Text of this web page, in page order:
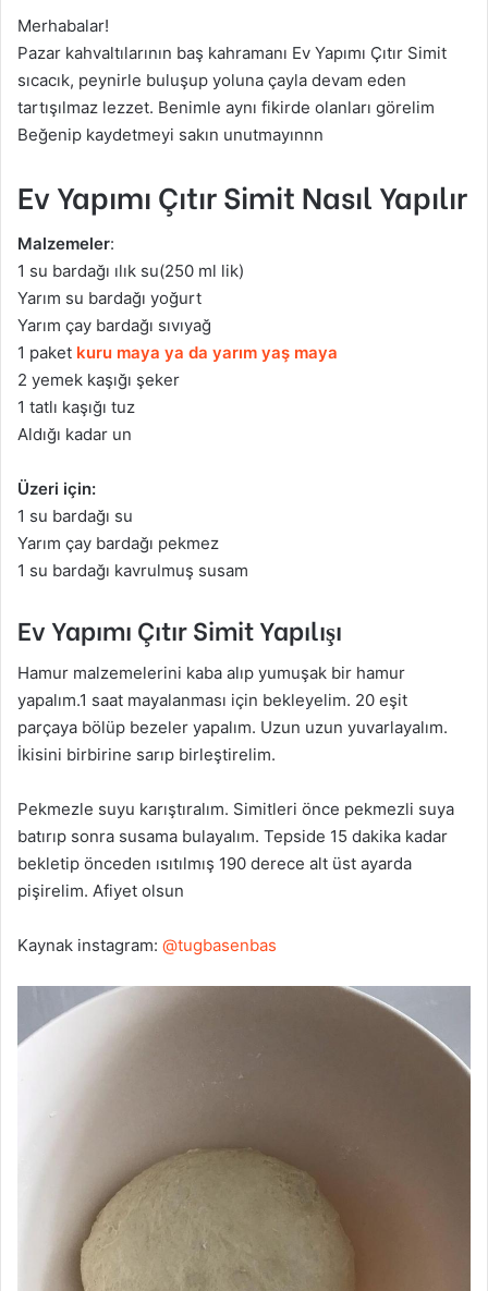
Merhabalar!
Pazar kahvaltılarının baş kahramanı Ev Yapımı Çıtır Simit
sıcacık, peynirle buluşup yoluna çayla devam eden
tartışılmaz lezzet. Benimle aynı fikirde olanları görelim
Beğenip kaydetmeyi sakın unutmayınnn
Ev Yapımı Çıtır Simit Nasıl Yapılır
Malzemeler:
1 su bardağı ılık su(250 ml lik)
Yarım su bardağı yoğurt
Yarım çay bardağı sıvıyağ
1 paket kuru maya ya da yarım yaş maya
2 yemek kaşığı şeker
1 tatlı kaşığı tuz
Aldığı kadar un
Üzeri için:
1 su bardağı su
Yarım çay bardağı pekmez
1 su bardağı kavrulmuş susam
Ev Yapımı Çıtır Simit Yapılışı
Hamur malzemelerini kaba alıp yumuşak bir hamur
yapalım.1 saat mayalanması için bekleyelim. 20 eşit
parçaya bölüp bezeler yapalım. Uzun uzun yuvarlayalım.
İkisini birbirine sarıp birleştirelim.
Pekmezle suyu karıştıralım. Simitleri önce pekmezli suya
batırıp sonra susama bulayalım. Tepside 15 dakika kadar
bekletip önceden ısıtılmış 190 derece alt üst ayarda
pişirelim. Afiyet olsun
Kaynak instagram: @tugbasenbas